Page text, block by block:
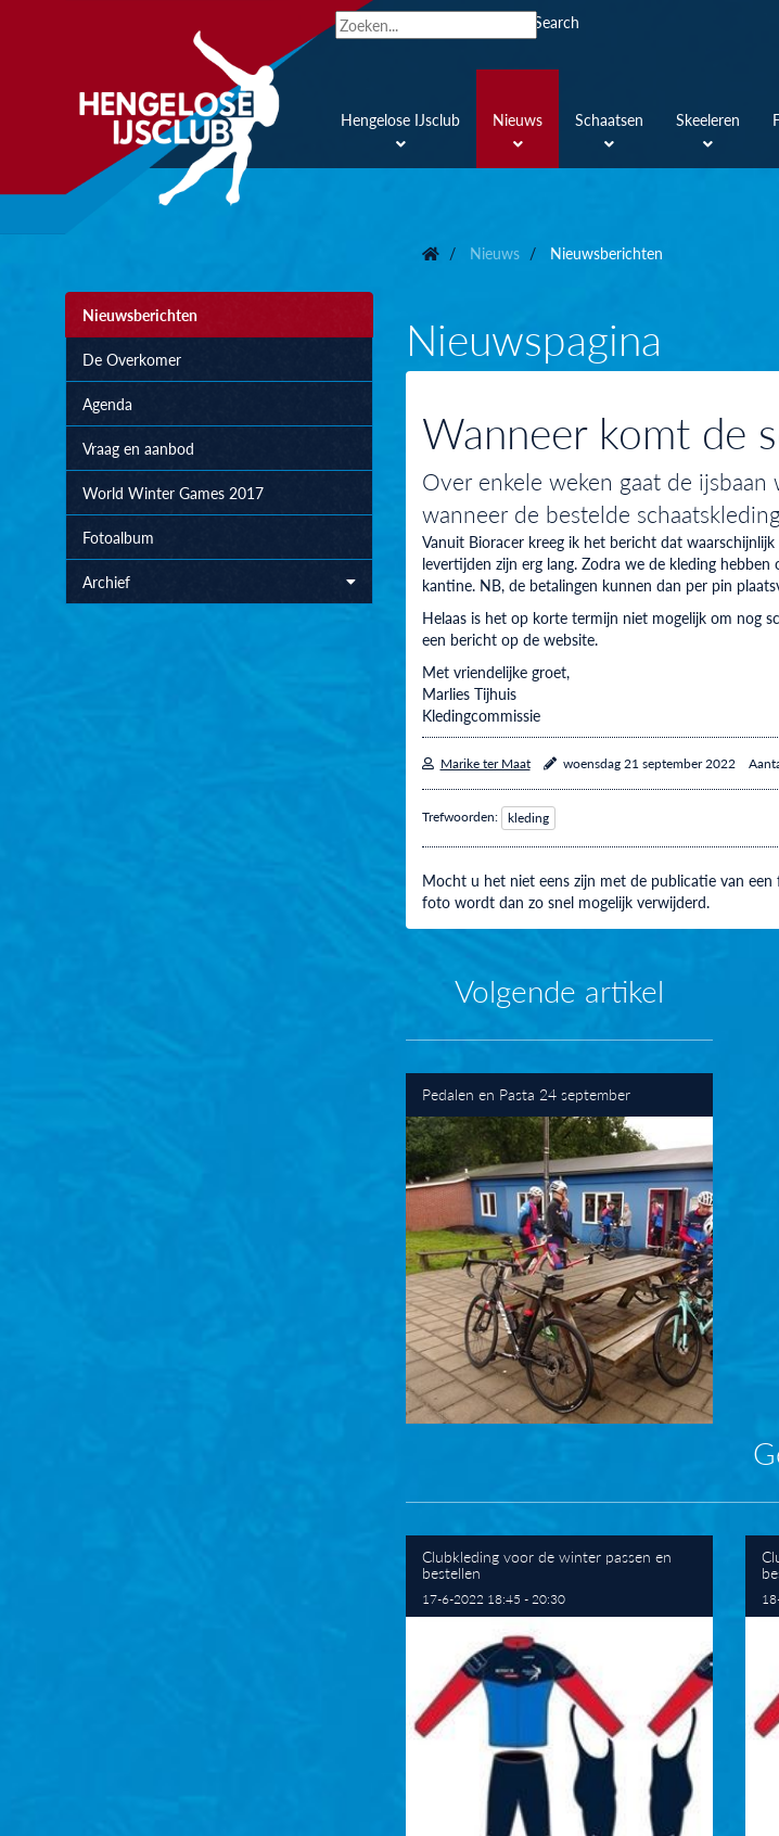
Search
Hengelose IJsclub Nieuws Schaatsen Skeeleren
Nieuwsberichten
De Overkomer
Agenda
Vraag en aanbod
World Winter Games 2017
Fotoalbum
Archief
Nieuws Nieuwsberichten
Nieuwspagina
Wanneer komt de
Over enkele weken gaat de
wanneer de bestelde
Vanuit Bioracer kreeg ik het bericht dat
levertijden zijn erg lang. Zodra we de kleding
kantine. NB, de betalingen kunnen dan per pin
Helaas is het op korte termijn niet mogelijk om nog
een bericht op de website.
Met vriendelijke groet,
Marlies Tijhuis
Kledingcommissie
Marike ter Maat woensdag 21 september 2022
Trefwoorden: kleding
Mocht u het niet eens zijn met de publicatie van
foto wordt dan zo snel mogelijk verwijderd.
Volgende artikel
Pedalen en Pasta 24 september
Clubkleding voor de winter passen en
bestellen
17-6-2022 18:45 - 20:30